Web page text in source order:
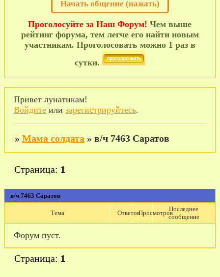
Начать общение (нажать)
Проголосуйте за Наш Форум! Чем выше
рейтинг форума, тем легче его найти новым
участникам. Проголосовать можно 1 раз в
сутки.
Привет лунатикам!
Войдитеили зарегистрируйтесь.
» Мама солдата » в/ч 7463 Саратов
в/ч 7463 Саратов
Страница: 1
Тема ОтветовПросмотров
Последнее
сообщение
Форум пуст.
Страница: 1